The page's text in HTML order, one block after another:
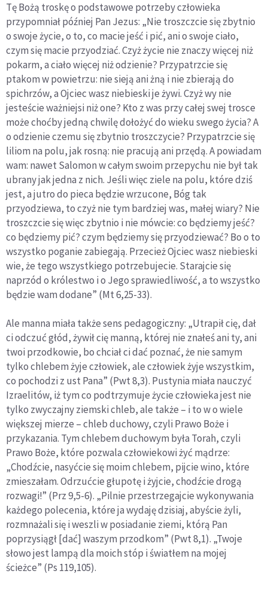
Tę Bożą troskę o podstawowe potrzeby człowieka
przypomniał później Pan Jezus: „Nie troszczcie się zbytnio
o swoje życie, o to, co macie jeść i pić, ani o swoje ciało,
czym się macie przyodziać. Czyż życie nie znaczy więcej niż
pokarm, a ciało więcej niż odzienie? Przypatrzcie się
ptakom w powietrzu: nie sieją ani żną i nie zbierają do
spichrzów, a Ojciec wasz niebieski je żywi. Czyż wy nie
jesteście ważniejsi niż one? Kto z was przy całej swej trosce
może choćby jedną chwilę dołożyć do wieku swego życia? A
o odzienie czemu się zbytnio troszczycie? Przypatrzcie się
liliom na polu, jak rosną: nie pracują ani przędą. A powiadam
wam: nawet Salomon w całym swoim przepychu nie był tak
ubrany jak jedna z nich. Jeśli więc ziele na polu, które dziś
jest, a jutro do pieca będzie wrzucone, Bóg tak
przyodziewa, to czyż nie tym bardziej was, małej wiary? Nie
troszczcie się więc zbytnio i nie mówcie: co będziemy jeść?
co będziemy pić? czym będziemy się przyodziewać? Bo o to
wszystko poganie zabiegają. Przecież Ojciec wasz niebieski
wie, że tego wszystkiego potrzebujecie. Starajcie się
naprzód o królestwo i o Jego sprawiedliwość, a to wszystko
będzie wam dodane” (Mt 6,25-33).
Ale manna miała także sens pedagogiczny: „Utrapił cię, dał
ci odczuć głód, żywił cię manną, której nie znałeś ani ty, ani
twoi przodkowie, bo chciał ci dać poznać, że nie samym
tylko chlebem żyje człowiek, ale człowiek żyje wszystkim,
co pochodzi z ust Pana” (Pwt 8,3). Pustynia miała nauczyć
Izraelitów, iż tym co podtrzymuje życie człowieka jest nie
tylko zwyczajny ziemski chleb, ale także – i to w o wiele
większej mierze – chleb duchowy, czyli Prawo Boże i
przykazania. Tym chlebem duchowym była Torah, czyli
Prawo Boże, które pozwala człowiekowi żyć mądrze:
„Chodźcie, nasyćcie się moim chlebem, pijcie wino, które
zmieszałam. Odrzućcie głupotę i żyjcie, chodźcie drogą
rozwagi!” (Prz 9,5-6). „Pilnie przestrzegajcie wykonywania
każdego polecenia, które ja wydaję dzisiaj, abyście żyli,
rozmnażali się i weszli w posiadanie ziemi, którą Pan
poprzysiągł [dać] waszym przodkom” (Pwt 8,1). „Twoje
słowo jest lampą dla moich stóp i światłem na mojej
ścieżce” (Ps 119,105).